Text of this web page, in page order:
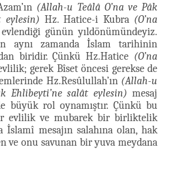
(Allah-u Teâlâ O’na ve Pâk
eylesin) Hz. Hatice-i Kubra (O’na
günün yıldönümündeyiz.
aynı zamanda İslam tarihinin
biridir. Çünkü Hz.Hatice (O’na
gerek Bîset öncesi gerekse de
Hz.Resûlullah’ın (Allah-u
Ehlibeyti’ne salât eylesin) mesaj
büyük rol oynamıştır. Çünkü bu
evlilik ve mubarek bir birliktelik
İslamî mesajın salahına olan, hak
ve onu savunan bir yuva meydana